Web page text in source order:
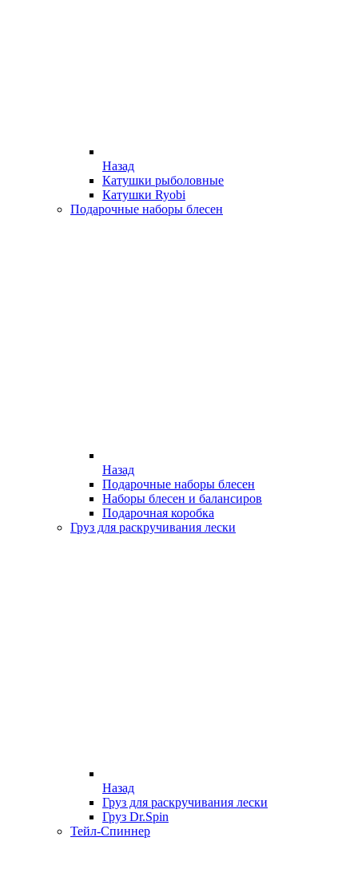
Назад
Катушки рыболовные
Катушки Ryobi
Подарочные наборы блесен
Назад
Подарочные наборы блесен
Наборы блесен и балансиров
Подарочная коробка
Груз для раскручивания лески
Назад
Груз для раскручивания лески
Груз Dr.Spin
Тейл-Спиннер